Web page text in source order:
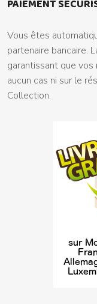
PAIEMENT
Vous êtes
partenaire bancaire.
garantissant que
aucun cas ni sur le
Collection.